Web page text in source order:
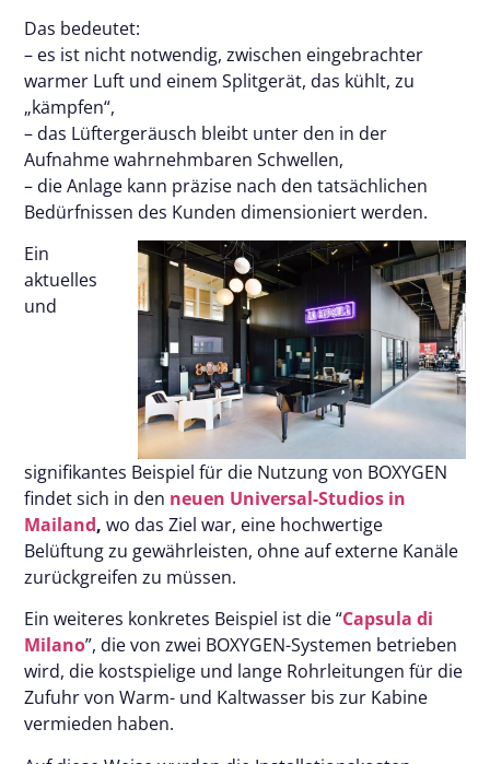
Das bedeutet:
– es ist nicht notwendig, zwischen eingebrachter
warmer Luft und einem Splitgerät, das kühlt, zu
„kämpfen“,
– das Lüftergeräusch bleibt unter den in der
Aufnahme wahrnehmbaren Schwellen,
– die Anlage kann präzise nach den tatsächlichen
Bedürfnissen des Kunden dimensioniert werden.
Ein
aktuelles
und
signifikantes Beispiel für die Nutzung von BOXYGEN
findet sich in den neuen Universal-Studios in
Mailand, wo das Ziel war, eine hochwertige
Belüftung zu gewährleisten, ohne auf externe Kanäle
zurückgreifen zu müssen.
Ein weiteres konkretes Beispiel ist die “Capsula di
Milano”, die von zwei BOXYGEN-Systemen betrieben
wird, die kostspielige und lange Rohrleitungen für die
Zufuhr von Warm- und Kaltwasser bis zur Kabine
vermieden haben.